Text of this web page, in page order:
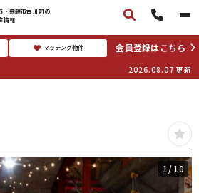
・飛騨市古川町の
情報
マッチング物件
会員登録はこちら
2026.08.07 更新
1/10